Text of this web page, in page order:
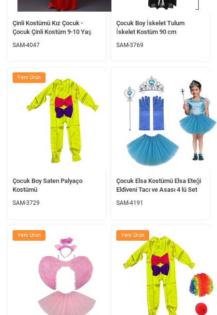
Çinli Kostümü Kız Çocuk -
Çocuk Çinli Kostüm 9-10 Yaş
SAM-4047
Çocuk Boy İskelet Tulum
İskelet Kostüm 90 cm
SAM-3769
Yeni Ürün
Çocuk Boy Saten Palyaço
Kostümü
SAM-3729
Çocuk Elsa Kostümü Elsa Eteği
Eldiveni Tacı ve Asası 4 lü Set
SAM-4191
Yeni Ürün Yeni Ürün